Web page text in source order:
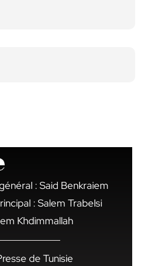
: Said Benkraiem
: Salem Trabelsi
Khdimmallah
de Tunisie